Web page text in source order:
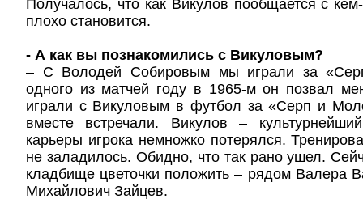
Получалось, что как Викулов пообщается с
плохо становится.
- А как вы познакомились с Викуловым?
– С Володей Собировым мы играли за
одного из матчей году в 1965-м он позвал
играли с Викуловым в футбол за «Серп и
вместе встречали. Викулов –
карьеры игрока немножко потерялся.
не заладилось. Обидно, что так рано ушел.
кладбище цветочки положить – рядом Валера
Михайлович Зайцев.